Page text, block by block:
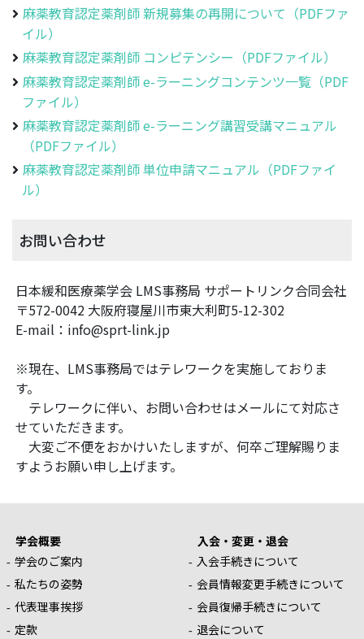
麻薬教育認定薬剤師 新規募集の再開について（PDFファ
イル）
麻薬教育認定薬剤師 コンピテンシー（PDFファイル）
麻薬教育認定薬剤師 e-ラーニングコンテンツ一覧（PDF
ファイル）
麻薬教育認定薬剤師 e-ラーニング講習受講マニュアル
（PDFファイル）
麻薬教育認定薬剤師 単位申請マニュアル（PDFファイ
ル）
お問い合わせ
日本緩和医療薬学会 LMS事務局 サポートリンク合同会社
〒572-0042 大阪府寝屋川市東大利町5-12-302
E-mail：info@sprt-link.jp
※現在、LMS事務局ではテレワークを実施しておりま
す。
テレワークに伴い、お問い合わせはメールにて対応さ
せていただきます。
大変ご不便をおかけいたしますが、何卒ご理解賜りま
すようお願い申し上げます。
学会概要
学会のご案内
私たちの姿勢
代表理事挨拶
定款
入会・変更・退会
入会手続きについて
会員情報変更手続きについて
会員復帰手続きについて
退会について